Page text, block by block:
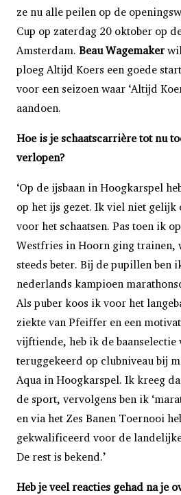
ze nu alle peilen op de
Cup op zaterdag 20 oktober op
Amsterdam. Beau Wagemakerwil
ploeg Altijd Koers een goede
voor een seizoen waar ‘Altijd
aandoen.
Hoe is je schaatscarrière tot nu
verlopen?
‘Op de ijsbaan in Hoogkarspel
op het ijs gezet. Ik viel niet gelijk
voor het schaatsen. Pas toen ik
Westfries in Hoorn ging trainen,
steeds beter. Bij de pupillen ben
nederlands kampioen
Als puber koos ik voor het
ziekte van Pfeiffer en een
vijftiende, heb ik de baanselectie
teruggekeerd op clubniveau bij
Aqua in Hoogkarspel. Ik kreeg
de sport, vervolgens ben ik
en via het Zes Banen Toernooi
gekwalificeerd voor de
De rest is bekend.’
Heb je veel reacties gehad na je